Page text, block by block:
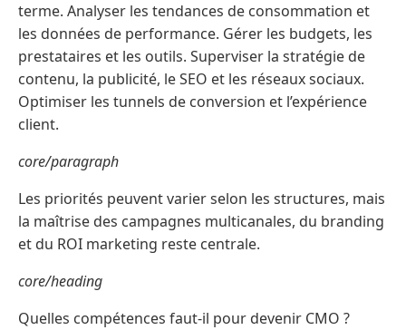
terme. Analyser les tendances de consommation et
les données de performance. Gérer les budgets, les
prestataires et les outils. Superviser la stratégie de
contenu, la publicité, le SEO et les réseaux sociaux.
Optimiser les tunnels de conversion et l’expérience
client.
core/paragraph
Les priorités peuvent varier selon les structures, mais
la maîtrise des campagnes multicanales, du branding
et du ROI marketing reste centrale.
core/heading
Quelles compétences faut-il pour devenir CMO ?